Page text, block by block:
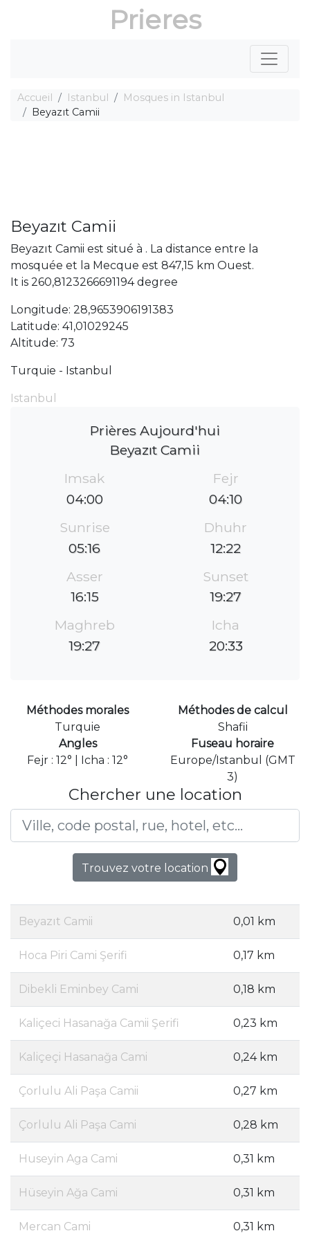
Prieres
Accueil Istanbul
Mosques in Istanbul
Beyazıt Camii
Beyazıt Camii
Beyazıt Camii est situé à . La distance entre la
mosquée et la Mecque est 847,15 km Ouest.
It is 260,8123266691194 degree
Longitude: 28,9653906191383
Latitude: 41,01029245
Altitude: 73
Turquie - Istanbul
Istanbul
Prières Aujourd'hui
Beyazıt Camii
Imsak
04:00
Fejr
04:10
Sunrise
05:16
Dhuhr
12:22
Asser
16:15
Sunset
19:27
Maghreb
19:27
Icha
20:33
Méthodes morales
Turquie
Méthodes de calcul
Shafii
Angles
Fejr : 12° | Icha : 12°
Fuseau horaire
Europe/Istanbul (GMT
3)
Chercher une location
Trouvez votre location
Beyazıt Camii 0,01 km
Hoca Piri Cami Şerifi 0,17 km
Dibekli Eminbey Cami 0,18 km
Kaliçeci Hasanağa Camii Şerifi 0,23 km
Kaliçeçi Hasanağa Cami 0,24 km
Çorlulu Ali Paşa Camii 0,27 km
Çorlulu Ali Paşa Cami 0,28 km
Huseyin Aga Cami 0,31 km
Hüseyin Ağa Cami 0,31 km
Mercan Cami 0,31 km